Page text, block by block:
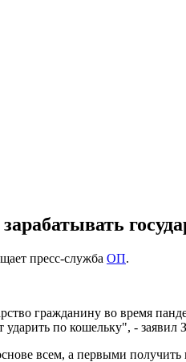
пресс-служба ОП.
гражданину во время
по кошельку", - заявил
всем, а первыми